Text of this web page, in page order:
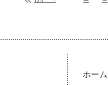
ホーム